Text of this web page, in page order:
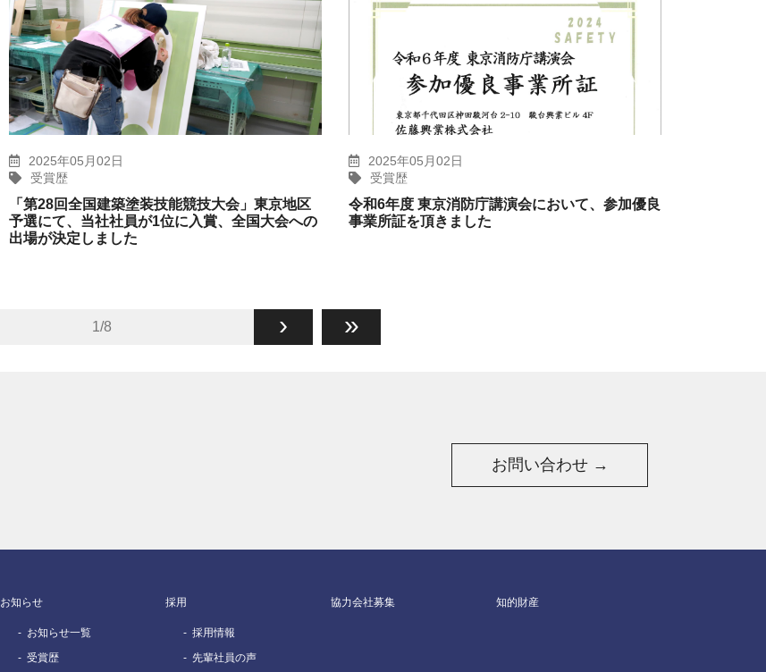
2025年05月02日
受賞歴
「第28回全国建築塗装技能競技大会」東京地区
予選にて、当社社員が1位に入賞、全国大会への
出場が決定しました
2025年05月02日
受賞歴
令和6年度 東京消防庁講演会において、参加優良
事業所証を頂きました
1/8 › »
お問い合わせ →
お知らせ
お知らせ一覧
受賞歴
採用
採用情報
先輩社員の声
協力会社募集 知的財産